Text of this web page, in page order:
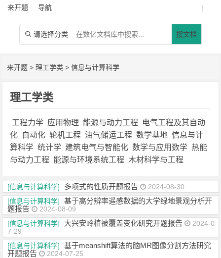
来开题 导航 |
 请选择分类 搜文档
来开题 >理工学类 >信息与计算科学
理工学类
工程力学 应用物理 能源与动力工程
电气工程及其自动
化 自动化 轮机工程 油气储运工程 数学基地 信息与计
算科学 统计学 建筑电气与智能化 数学与应用数学 热能
与动力工程 能源与环境系统工程 木材科学与工程
[信息与计算科学] 多项式的性质开题报告
2024-08-30
[信息与计算科学]
基于高分辨率遥感数据的大学绿地景观分析开
题报告
2024-08-09
[信息与计算科学]
大兴安岭植被覆盖变化研究开题报告
2024-0
7-29
[信息与计算科学]
基于meanshift算法的脑MR图像分割方法研究
开题报告
2024-07-25